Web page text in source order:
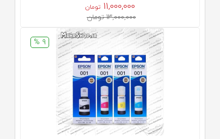
11,000,000 تومان
13,000,000 تومان
9 %